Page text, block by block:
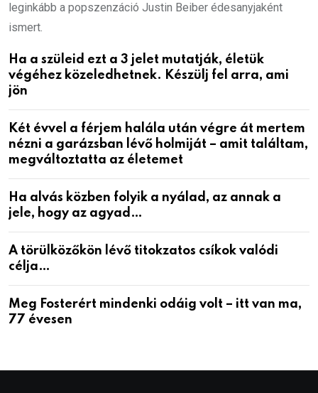
leginkább a popszenzáció Justin Beiber édesanyjaként
ismert.
Ha a szüleid ezt a 3 jelet mutatják, életük
végéhez közeledhetnek. Készülj fel arra, ami
jön
Két évvel a férjem halála után végre át mertem
nézni a garázsban lévő holmiját – amit találtam,
megváltoztatta az életemet
Ha alvás közben folyik a nyálad, az annak a
jele, hogy az agyad…
A törülközőkön lévő titokzatos csíkok valódi
célja…
Meg Fosterért mindenki odáig volt – itt van ma,
77 évesen